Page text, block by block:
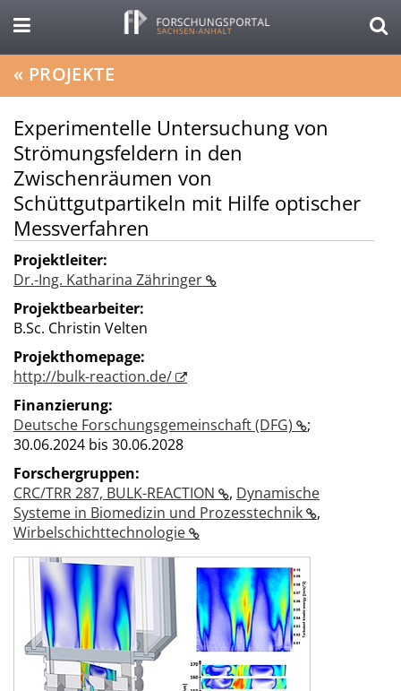
« PROJEKTE
Experimentelle Untersuchung von
Strömungsfeldern in den
Zwischenräumen von
Schüttgutpartikeln mit Hilfe optischer
Messverfahren
Projektleiter:
Dr.-Ing. Katharina Zähringer
Projektbearbeiter:
B.Sc. Christin Velten
Projekthomepage:
http://bulk-reaction.de/
Finanzierung:
Deutsche Forschungsgemeinschaft (DFG)
;
30.06.2024 bis 30.06.2028
Forschergruppen:
CRC/TRR 287, BULK-REACTION
, Dynamische
Systeme in Biomedizin und Prozesstechnik
,
Wirbelschichttechnologie